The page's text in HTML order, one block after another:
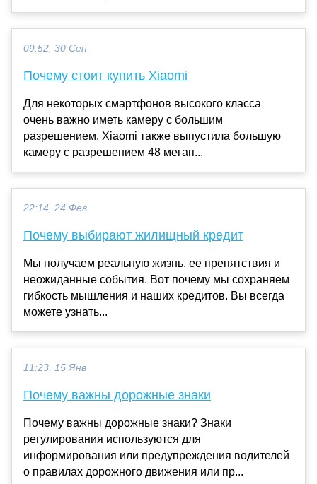
09:52, 30 Сен
Почему стоит купить Xiaomi
Для некоторых смартфонов высокого класса
очень важно иметь камеру с большим
разрешением. Xiaomi также выпустила большую
камеру с разрешением 48 мегап...
22:14, 24 Фев
Почему выбирают жилищный кредит
Мы получаем реальную жизнь, ее препятствия и
неожиданные события. Вот почему мы сохраняем
гибкость мышления и наших кредитов. Вы всегда
можете узнать...
11:23, 15 Янв
Почему важны дорожные знаки
Почему важны дорожные знаки? Знаки
регулирования используются для
информирования или предупреждения водителей
о правилах дорожного движения или пр...